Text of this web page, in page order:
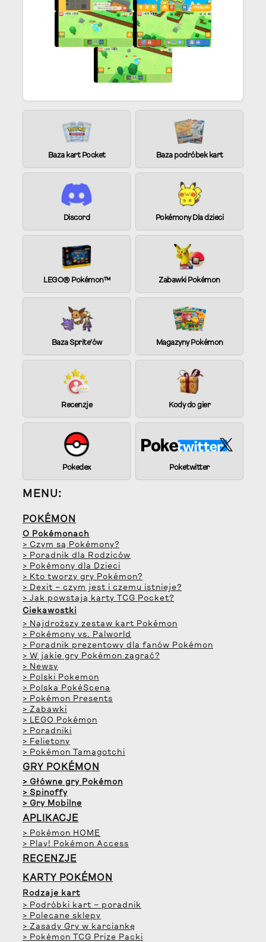
Baza kart Pocket Baza podróbek kart
Discord Pokémony Dla dzieci
LEGO® Pokémon™ Zabawki Pokémon
Baza Sprite’ów Magazyny Pokémon
Recenzje Kody do gier
Pokedex Poketwitter
MENU:
POKÉMON
O Pokémonach
> Czym są Pokémony?
> Poradnik dla Rodziców
> Pokémony dla Dzieci
> Kto tworzy gry Pokémon?
> Dexit – czym jest i czemu istnieje?
> Jak powstają karty TCG Pocket?
Ciekawostki
> Najdroższy zestaw kart Pokémon
> Pokémony vs. Palworld
> Poradnik prezentowy dla fanów Pokémon
> W jakie gry Pokémon zagrać?
> Newsy
> Polski Pokemon
> Polska PokéScena
> Pokémon Presents
> Zabawki
> LEGO Pokémon
> Poradniki
> Felietony
> Pokémon Tamagotchi
GRY POKÉMON
> Główne gry Pokémon
> Spinoffy
> Gry Mobilne
APLIKACJE
> Pokémon HOME
> Play! Pokémon Access
RECENZJE
KARTY POKÉMON
Rodzaje kart
> Podróbki kart – poradnik
> Polecane sklepy
> Zasady Gry w karciankę
> Pokémon TCG Prize Packi